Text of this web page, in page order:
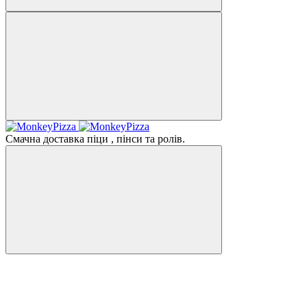
Смачна доставка піци , пінси та ролів.